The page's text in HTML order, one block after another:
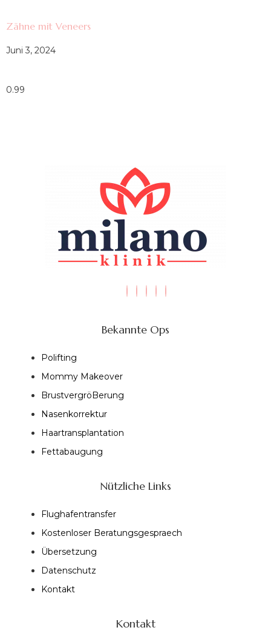
Zähne mit Veneers
Juni 3, 2024
Bekannte Ops
Polifting
Mommy Makeover
BrustvergröBerung
Nasenkorrektur
Haartransplantation
Fettabaugung
Nützliche Links
Flughafentransfer
Kostenloser Beratungsgespraech
Übersetzung
Datenschutz
Kontakt
Kontakt